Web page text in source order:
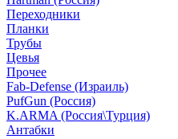
Переходники
Планки
Трубы
Цевья
Прочее
Fab-Defense (Израиль)
PufGun (Россия)
K.ARMA (Россия\Турция)
Антабки